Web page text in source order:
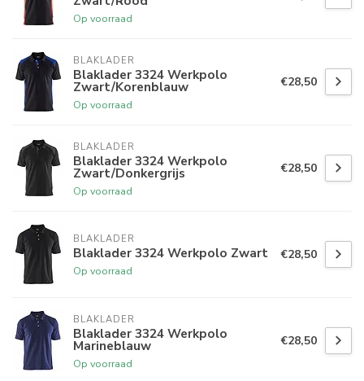
Op voorraad
BLAKLADER
Blaklader 3324 Werkpolo
Zwart/Korenblauw
Op voorraad
€28,50
BLAKLADER
Blaklader 3324 Werkpolo
Zwart/Donkergrijs
Op voorraad
€28,50
BLAKLADER
Blaklader 3324 Werkpolo Zwart
Op voorraad
€28,50
BLAKLADER
Blaklader 3324 Werkpolo
Marineblauw
Op voorraad
€28,50